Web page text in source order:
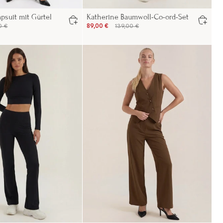
mit Gürtel
€
Katherine Baumwoll-Co-ord-Set
89,00 € 139,00 €